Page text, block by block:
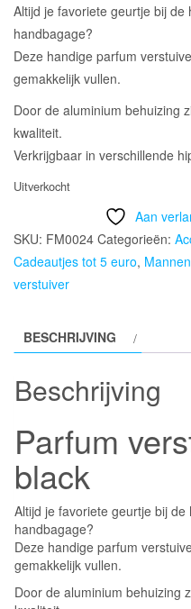
Altijd je favoriete geurtje bij de
handbagage?
Deze handige parfum
gemakkelijk vullen.
Door de aluminium behuizing
kwaliteit.
Verkrijgbaar in verschillende
Uitverkocht
Aan
SKU: FM0024 Categorieën:
Cadeautjes tot 5 euro, Mannen
verstuiver
BESCHRIJVING
Beschrijving
Parfum
black
Altijd je favoriete geurtje bij
handbagage?
Deze handige parfum
gemakkelijk vullen.
Door de aluminium behuizing